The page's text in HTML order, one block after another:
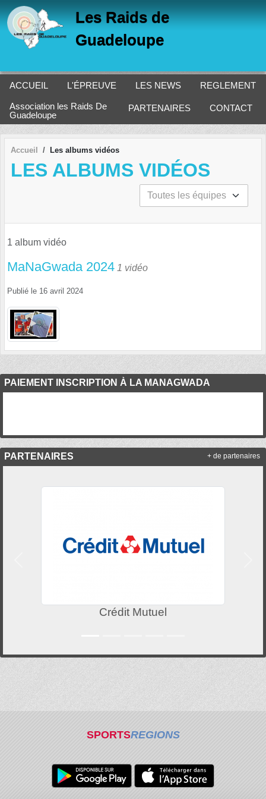
Les Raids de
Guadeloupe
ACCUEIL L'ÉPREUVE LES NEWS REGLEMENT
Association les Raids De
Guadeloupe
PARTENAIRES CONTACT
Accueil Les albums vidéos
LES ALBUMS VIDÉOS
1 album vidéo
MaNaGwada 2024 1 vidéo
Publié le 16 avril 2024
PAIEMENT INSCRIPTION À LA MANAGWADA
PARTENAIRES
Crédit Mutuel
+ de partenaires
SPORTSREGIONS
Panneau de gestion des cookies